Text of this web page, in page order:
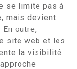
se limite pas à
mais devient
outre,
site web et les
la visibilité